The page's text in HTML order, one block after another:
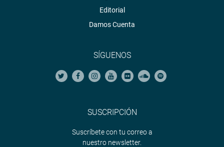
Editorial
Damos Cuenta
SÍGUENOS
SUSCRIPCIÓN
Suscríbete con tu correo a
nuestro newsletter.